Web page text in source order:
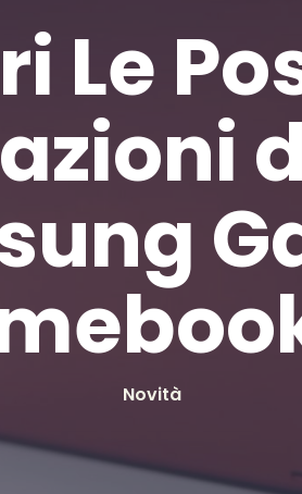
Le
Novità